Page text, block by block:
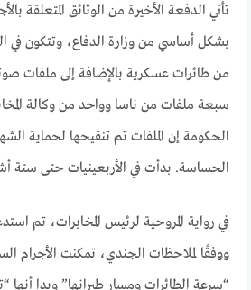
تأتي الدفعة الأخيرة من الوثائق المتعلقة
بشكل أساسي من وزارة الدفاع، وتتكون في
من طائرات عسكرية بالإضافة إلى ملفات
سبعة ملفات من ناسا وواحد من وكالة
الحكومة إن الملفات تم تنقيحها لحماية
الحساسة. بدأت في الأربعينيات حتى ستة
في رواية المروحية لرئيس المخابرات، تم
ووفقًا لملاحظات الجندي، تمكنت الأجرام
“سرعة الطائرات ومسار طيرانها” وبدا أنها